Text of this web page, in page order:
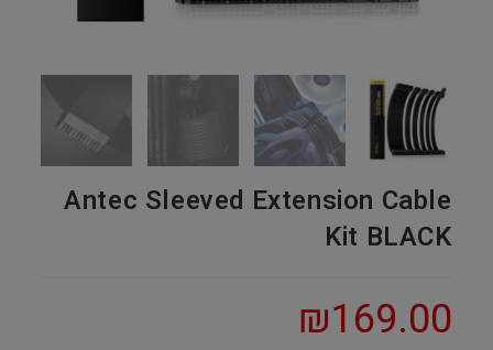
Antec Sleeved Extension Cable
Kit BLACK
₪169.00